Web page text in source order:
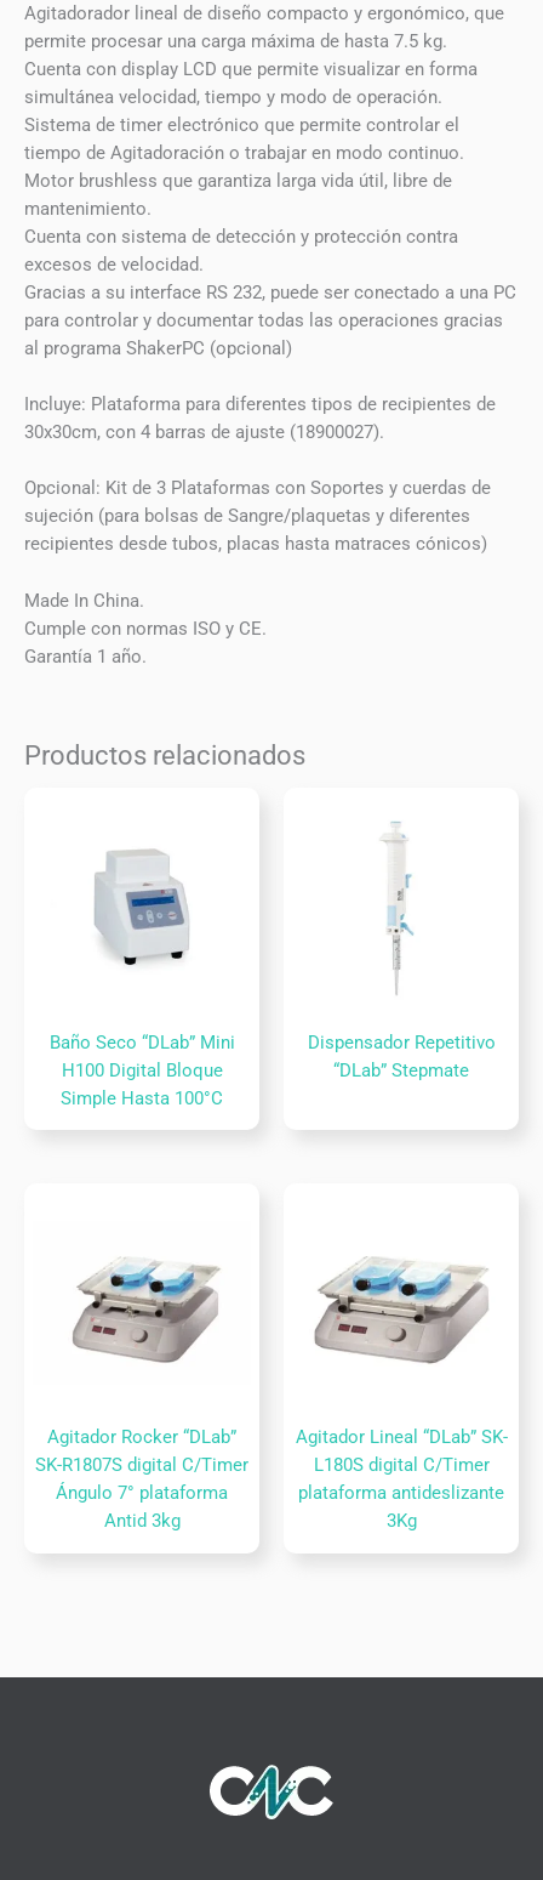
Agitadorador lineal de diseño compacto y ergonómico, que
permite procesar una carga máxima de hasta 7.5 kg.
Cuenta con display LCD que permite visualizar en forma
simultánea velocidad, tiempo y modo de operación.
Sistema de timer electrónico que permite controlar el
tiempo de Agitadoración o trabajar en modo continuo.
Motor brushless que garantiza larga vida útil, libre de
mantenimiento.
Cuenta con sistema de detección y protección contra
excesos de velocidad.
Gracias a su interface RS 232, puede ser conectado a una PC
para controlar y documentar todas las operaciones gracias
al programa ShakerPC (opcional)
Incluye: Plataforma para diferentes tipos de recipientes de
30x30cm, con 4 barras de ajuste (18900027).
Opcional: Kit de 3 Plataformas con Soportes y cuerdas de
sujeción (para bolsas de Sangre/plaquetas y diferentes
recipientes desde tubos, placas hasta matraces cónicos)
Made In China.
Cumple con normas ISO y CE.
Garantía 1 año.
Productos relacionados
Baño Seco “DLab” Mini
H100 Digital Bloque
Simple Hasta 100°C
Dispensador Repetitivo
“DLab” Stepmate
Agitador Rocker “DLab”
SK-R1807S digital C/Timer
Ángulo 7° plataforma
Antid 3kg
Agitador Lineal “DLab” SK-
L180S digital C/Timer
plataforma antideslizante
3Kg